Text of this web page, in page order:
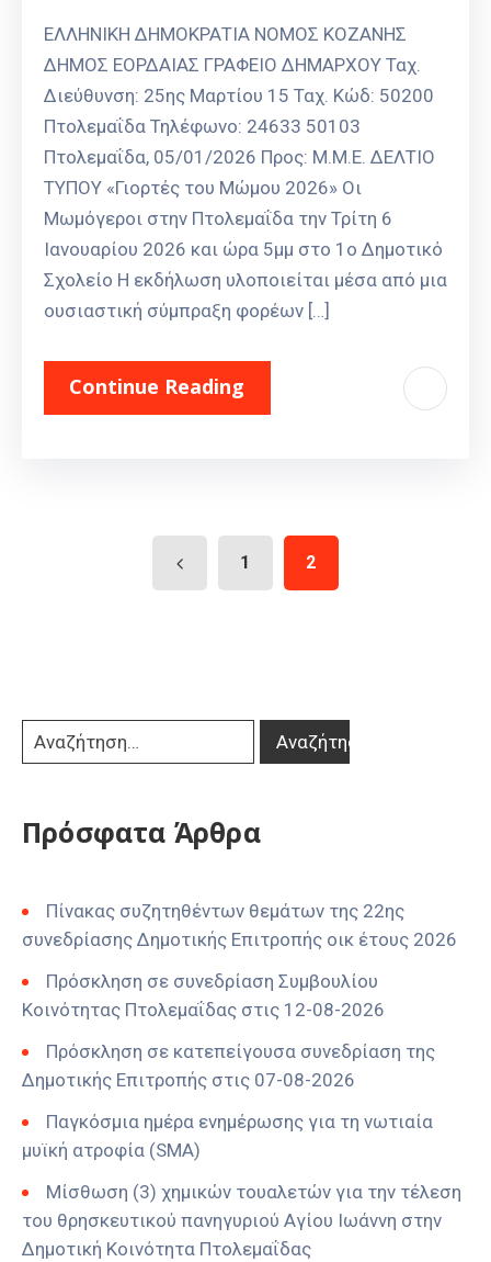
ΕΛΛΗΝΙΚΗ ΔΗΜΟΚΡΑΤΙΑ ΝΟΜΟΣ ΚΟΖΑΝΗΣ
ΔΗΜΟΣ ΕΟΡΔΑΙΑΣ ΓΡΑΦΕΙΟ ΔΗΜΑΡΧΟΥ Ταχ.
Διεύθυνση: 25ης Μαρτίου 15 Ταχ. Κώδ: 50200
Πτολεμαΐδα Τηλέφωνο: 24633 50103
Πτολεμαΐδα, 05/01/2026 Προς: Μ.Μ.Ε. ΔΕΛΤΙΟ
ΤΥΠΟΥ «Γιορτές του Μώμου 2026» Οι
Μωμόγεροι στην Πτολεμαΐδα την Τρίτη 6
Ιανουαρίου 2026 και ώρα 5μμ στο 1ο Δημοτικό
Σχολείο Η εκδήλωση υλοποιείται μέσα από μια
ουσιαστική σύμπραξη φορέων […]
Continue Reading
1 2
Πρόσφατα Άρθρα
Πίνακας συζητηθέντων θεμάτων της 22ης
συνεδρίασης Δημοτικής Επιτροπής οικ έτους 2026
Πρόσκληση σε συνεδρίαση Συμβουλίου
Κοινότητας Πτολεμαΐδας στις 12-08-2026
Πρόσκληση σε κατεπείγουσα συνεδρίαση της
Δημοτικής Επιτροπής στις 07-08-2026
Παγκόσμια ημέρα ενημέρωσης για τη νωτιαία
μυϊκή ατροφία (SMA)
Μίσθωση (3) χημικών τουαλετών για την τέλεση
του θρησκευτικού πανηγυριού Αγίου Ιωάννη στην
Δημοτική Κοινότητα Πτολεμαΐδας